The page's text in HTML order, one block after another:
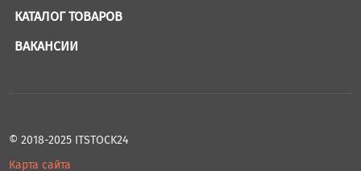
КАТАЛОГ ТОВАРОВ
ВАКАНСИИ
© 2018-2025 ITSTOCK24
Карта сайта